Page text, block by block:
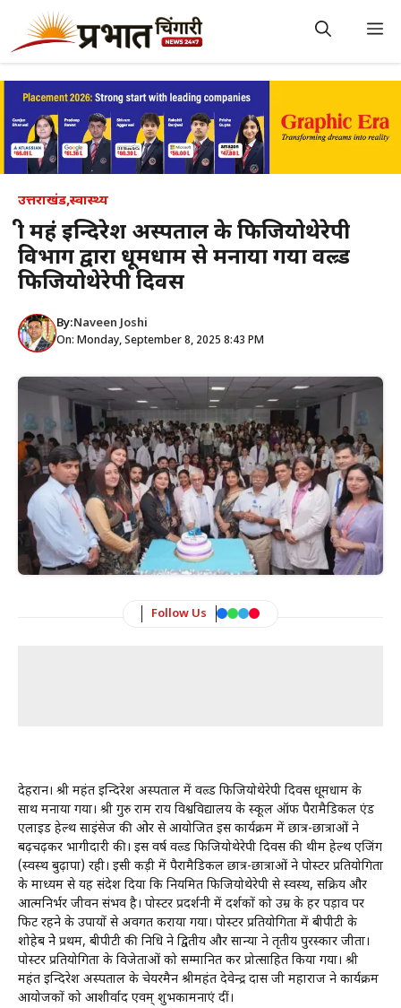
content
उत्तराखंड,स्वास्थ्य
श्री महं इन्दिरेश अस्पताल के फिजियोथेरेपी
विभाग द्वारा धूमधाम से मनाया गया वल्र्ड
फिजियोथेरेपी दिवस
By:Naveen Joshi
On: Monday, September 8, 2025 8:43 PM
Follow Us
देहरादून। श्री महंत इन्दिरेश अस्पताल में वल्र्ड फिजियोथेरेपी दिवस धूमधाम के
साथ मनाया गया। श्री गुरु राम राय विश्वविद्यालय के स्कूल ऑफ पैरामैडिकल एंड
एलाइड हेल्थ साइंसेज की ओर से आयोजित इस कार्यक्रम में छात्र-छात्राओं ने
बढ़चढ़कर भागीदारी की। इस वर्ष वल्र्ड फिजियोथेरेपी दिवस की थीम हेल्थ एजिंग
(स्वस्थ बुढ़ापा) रही। इसी कड़ी में पैरामैडिकल छात्र-छात्राओं ने पोस्टर प्रतियोगिता
के माध्यम से यह संदेश दिया कि नियमित फिजियोथेरेपी से स्वस्थ, सक्रिय और
आत्मनिर्भर जीवन संभव है। पोस्टर प्रदर्शनी में दर्शकों को उम्र के हर पड़ाव पर
फिट रहने के उपायों से अवगत कराया गया। पोस्टर प्रतियोगिता में बीपीटी के
शोहेब नेे प्रथम, बीपीटी की निधि ने द्वितीय और सान्या ने तृतीय पुरस्कार जीता।
पोस्टर प्रतियोगिता के विजेताओं को सम्मानित कर प्रोत्साहित किया गया। श्री
महंत इन्दिरेश अस्पताल के चेयरमैन श्रीमहंत देवेन्द्र दास जी महाराज ने कार्यक्रम
आयोजकों को आशीर्वाद एवम् शुभकामनाएं दीं।